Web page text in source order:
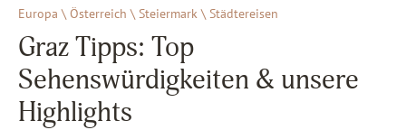
Europa \ Österreich \ Steiermark \ Städtereisen
Graz Tipps: Top
Sehenswürdigkeiten & unsere
Highlights